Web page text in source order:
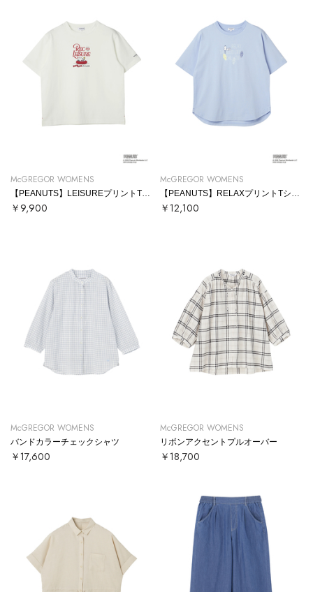
McGREGOR WOMENS
￥9,900
McGREGOR WOMENS
￥12,100
McGREGOR WOMENS
バンドカラーチェックシャツ
￥17,600
McGREGOR WOMENS
リボンアクセントプルオーバー
￥18,700